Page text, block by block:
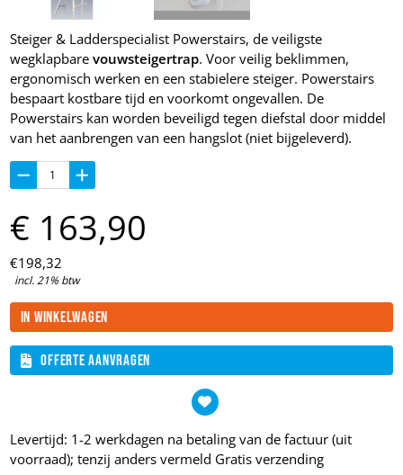
Steiger & Ladderspecialist Powerstairs, de veiligste
wegklapbarevouwsteigertrap.Voor veilig beklimmen,
ergonomisch werken en een stabielere steiger. Powerstairs
bespaart kostbare tijd en voorkomt ongevallen. De
Powerstairs kan worden beveiligd tegen diefstal door middel
van het aanbrengen van een hangslot (niet bijgeleverd).
€198,32
incl. 21% btw
€ 163,90
In winkelwagen
Offerte aanvragen
Levertijd: 1-2 werkdagen na betaling van de factuur (uit
voorraad); tenzij anders vermeld Gratis verzending